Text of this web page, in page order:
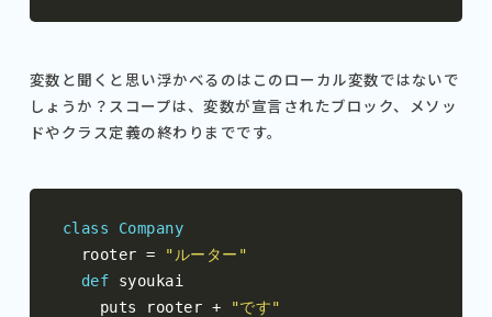
変数と聞くと思い浮かべるのはこのローカル変数ではないで
しょうか？スコープは、変数が宣言されたブロック、メソッ
ドやクラス定義の終わりまでです。
class
Company
  rooter
=
"ルーター"
def syoukai
    puts rooter
+
"です"